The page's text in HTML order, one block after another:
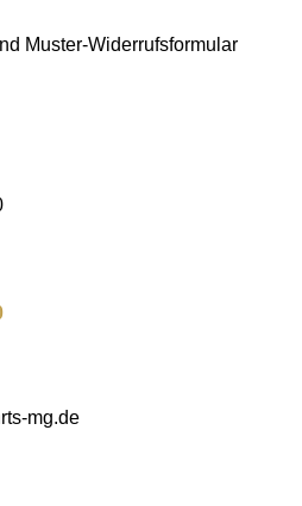
Muster-Widerrufsformular
mg.de